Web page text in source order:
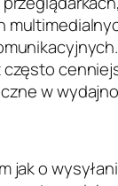
w
jak o